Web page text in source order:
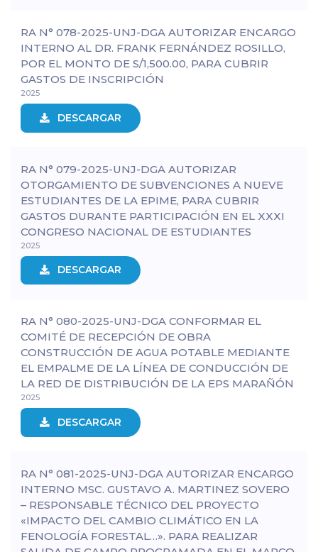
RA N° 078-2025-UNJ-DGA AUTORIZAR ENCARGO
INTERNO AL DR. FRANK FERNÁNDEZ ROSILLO,
POR EL MONTO DE S/1,500.00, PARA CUBRIR
GASTOS DE INSCRIPCIÓN
2025
DESCARGAR
RA N° 079-2025-UNJ-DGA AUTORIZAR
OTORGAMIENTO DE SUBVENCIONES A NUEVE
ESTUDIANTES DE LA EPIME, PARA CUBRIR
GASTOS DURANTE PARTICIPACIÓN EN EL XXXI
CONGRESO NACIONAL DE ESTUDIANTES
2025
DESCARGAR
RA N° 080-2025-UNJ-DGA CONFORMAR EL
COMITÉ DE RECEPCIÓN DE OBRA
CONSTRUCCIÓN DE AGUA POTABLE MEDIANTE
EL EMPALME DE LA LÍNEA DE CONDUCCIÓN DE
LA RED DE DISTRIBUCIÓN DE LA EPS MARAÑÓN
2025
DESCARGAR
RA N° 081-2025-UNJ-DGA AUTORIZAR ENCARGO
INTERNO MSC. GUSTAVO A. MARTINEZ SOVERO
– RESPONSABLE TÉCNICO DEL PROYECTO
«IMPACTO DEL CAMBIO CLIMÁTICO EN LA
FENOLOGÍA FORESTAL…». PARA REALIZAR